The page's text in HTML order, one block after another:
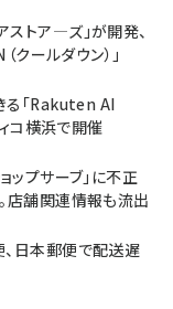
トア―ズ」が開発、
クールダウン）」
る「Rakuten AI
コ横浜で開催
ップサーブ」に不正
店舗関連情報も流出
、日本郵便で配送遅